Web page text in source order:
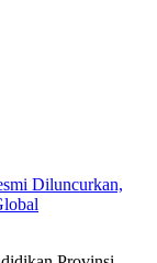
Diluncurkan,